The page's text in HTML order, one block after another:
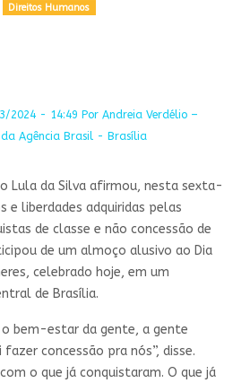
Direitos Humanos
2024 - 14:49 Por Andreia Verdélio –
Agência Brasil - Brasília
Lula da Silva afirmou, nesta sexta-
e liberdades adquiridas pelas
de classe e não concessão de
de um almoço alusivo ao Dia
celebrado hoje, em um
de Brasília.
o bem-estar da gente, a gente
concessão pra nós”, disse.
o que já conquistaram. O que já